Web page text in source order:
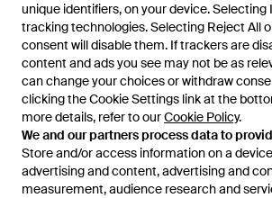
unique identifiers, on your device. Selecting
tracking technologies. Selecting Reject All
consent will disable them. If trackers are
content and ads you see may not be as
can change your choices or withdraw
clicking the Cookie Settings link at the
more details, refer to ourCookie Policy.
We and our partners process data to
Store and/or access information on a
advertising and content, advertising and
measurement, audience research and
Eerder verkocht bij:ASOS